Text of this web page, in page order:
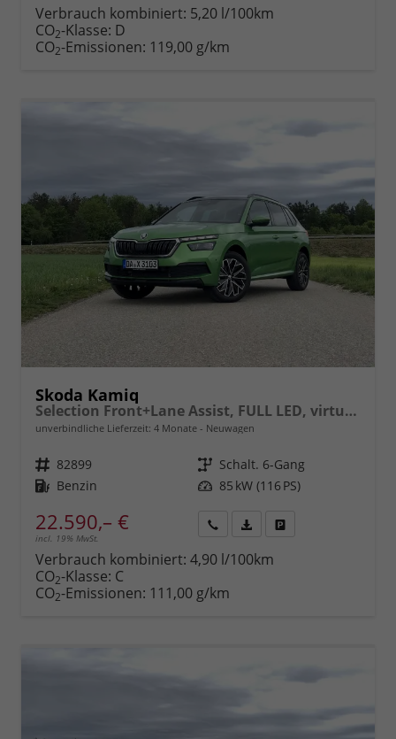
anfordern
Datei,
Verbrauch kombiniert: 5,20 l/100km
CO2-Klasse: D
CO2-Emissionen: 119,00 g/km
Skoda Kamiq
Selection Front+Lane Assist, FULL LED, virtuelles Cockpit, , Climatronic, Parksensoren, ISOFIX, el. Fensterheber, Tempomat, Sitzhzg. uvm.
unverbindliche Lieferzeit: 4 Monate Neuwagen
Fahrzeugnr. 82899 Getriebe Schalt. 6-Gang
Kraftstoff Benzin Leistung 85 kW (116 PS)
22.590,– €
incl. 19% MwSt.
anfordern
Datei,
Verbrauch kombiniert: 4,90 l/100km
CO2-Klasse: C
CO2-Emissionen: 111,00 g/km